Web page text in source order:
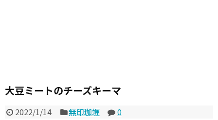
大豆ミートのチーズキーマ
2022/1/14 無印珈竰
0